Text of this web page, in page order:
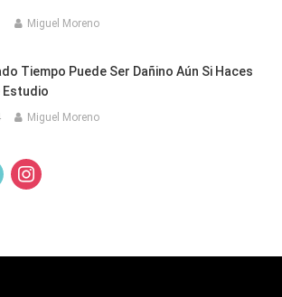
Miguel Moreno
Tiempo Puede Ser Dañino Aún Si Haces
Estudio
Miguel Moreno
instagram